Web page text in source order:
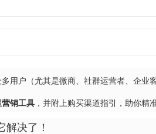
用户（尤其是微商、社群运营者、企业
销工具，并附上购买渠道指引，助你精
解决了！